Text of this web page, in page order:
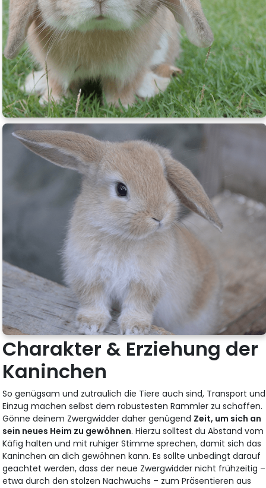
Charakter & Erziehung der
Kaninchen
So genügsam und zutraulich die Tiere auch sind, Transport und
Einzug machen selbst dem robustesten Rammler zu schaffen.
Gönne deinem Zwergwidder daher genügend Zeit, um sich an
sein neues Heim zu gewöhnen. Hierzu solltest du Abstand vom
Käfig halten und mit ruhiger Stimme sprechen, damit sich das
Kaninchen an dich gewöhnen kann. Es sollte unbedingt darauf
geachtet werden, dass der neue Zwergwidder nicht frühzeitig –
etwa durch den stolzen Nachwuchs – zum Präsentieren aus